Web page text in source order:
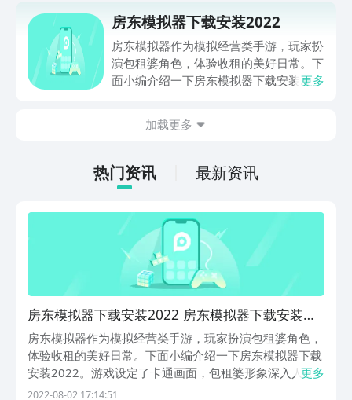
来看一下吧。
房东模拟器下载安装2022
房东模拟器作为模拟经营类手游，玩家扮
演包租婆角色，体验收租的美好日常。下
面小编介绍一下房东模拟器下载安装 更多
加载更多
热门资讯 最新资讯
房东模拟器下载安装2022 房东模拟器下载安装推
荐
房东模拟器作为模拟经营类手游，玩家扮演包租婆角色，
体验收租的美好日常。下面小编介绍一下房东模拟器下载
安装2022。游戏设定了卡通画面，包租婆形象深入人
心，同现实生活中差异不大。
更多
2022-08-02 17:14:51